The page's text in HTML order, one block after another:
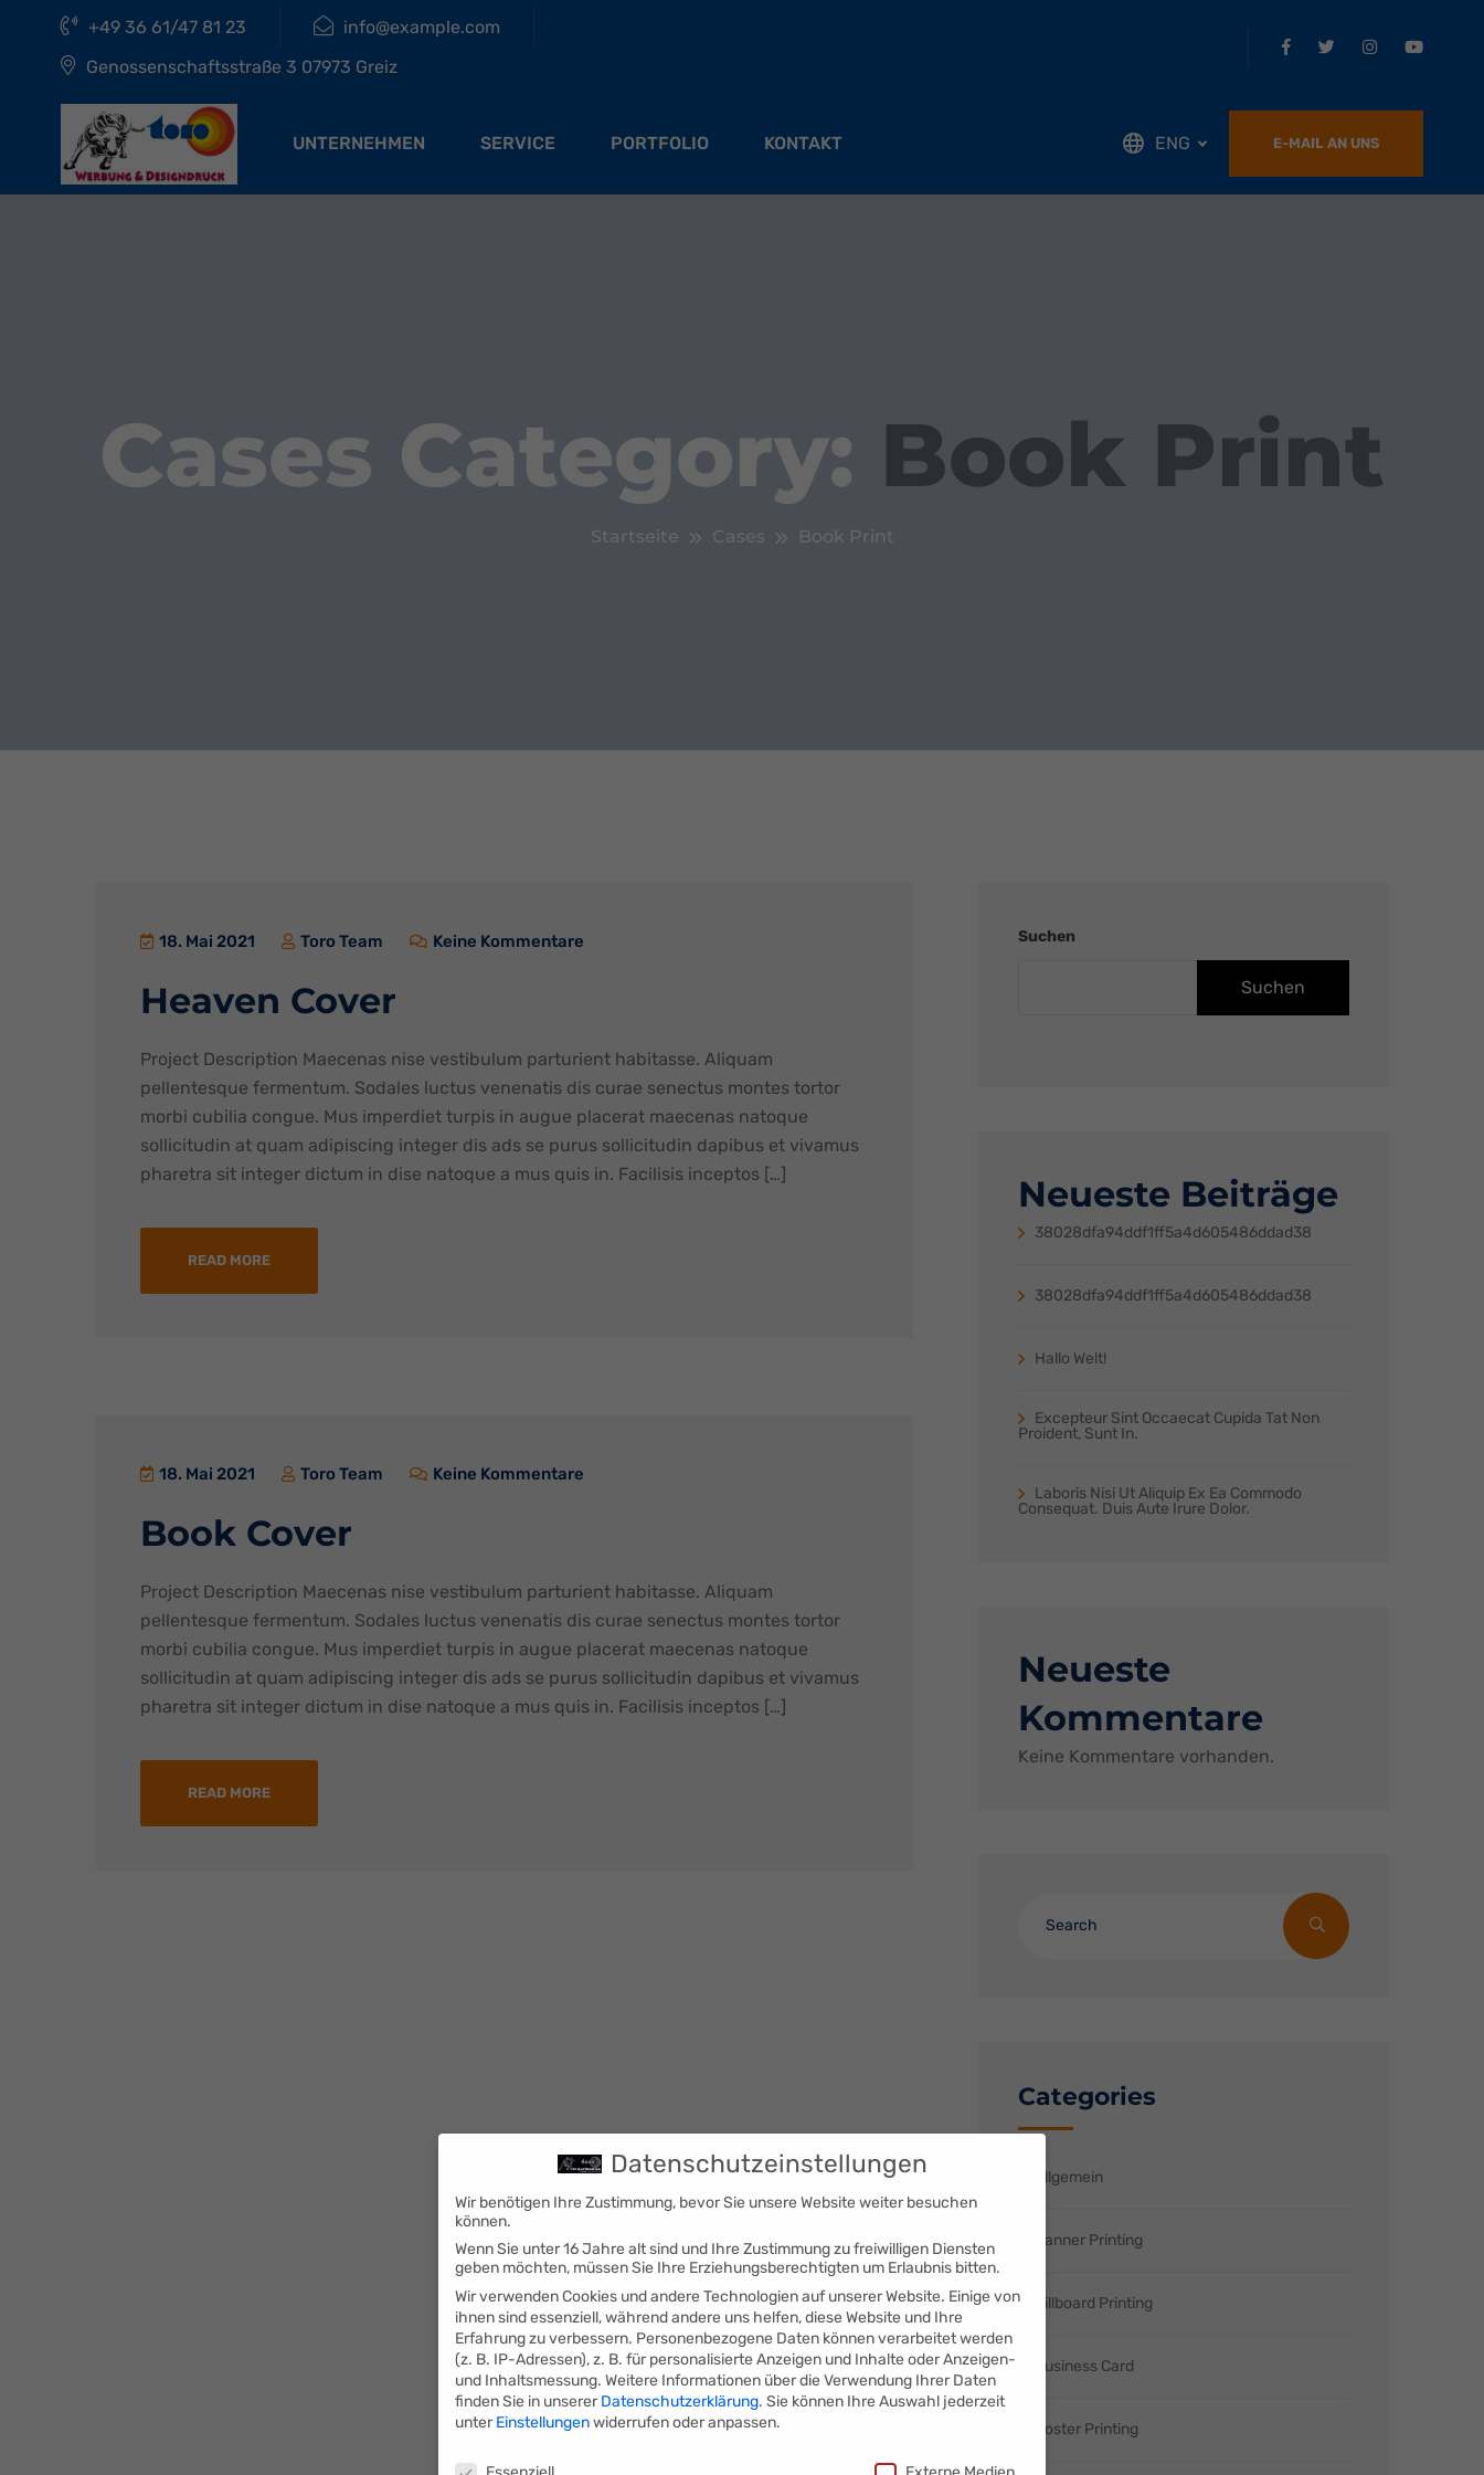
+49 36 61/47 81 23
info@example.com
Genossenschaftsstraße 3 07973 Greiz
UNTERNEHMEN SERVICE PORTFOLIO KONTAKT ENG E-MAIL AN UNS
Cases Category: Book Print
Startseite Cases Book Print
18. Mai 2021 Toro Team Keine Kommentare
Heaven Cover
Project Description Maecenas nise vestibulum parturient habitasse. Aliquam
pellentesque fermentum. Sodales luctus venenatis dis curae senectus montes tortor
morbi cubilia congue. Mus imperdiet turpis in augue placerat maecenas natoque
sollicitudin at quam adipiscing integer dis ads se purus sollicitudin dapibus et vivamus
pharetra sit integer dictum in dise natoque a mus quis in. Facilisis inceptos […]
READ MORE
18. Mai 2021 Toro Team Keine Kommentare
Book Cover
Project Description Maecenas nise vestibulum parturient habitasse. Aliquam
pellentesque fermentum. Sodales luctus venenatis dis curae senectus montes tortor
morbi cubilia congue. Mus imperdiet turpis in augue placerat maecenas natoque
sollicitudin at quam adipiscing integer dis ads se purus sollicitudin dapibus et vivamus
pharetra sit integer dictum in dise natoque a mus quis in. Facilisis inceptos […]
READ MORE
Suchen
Suchen
Neueste Beiträge
38028dfa94ddf1ff5a4d605486ddad38
38028dfa94ddf1ff5a4d605486ddad38
Hallo Welt!
Excepteur Sint Occaecat Cupida Tat Non
Proident, Sunt In.
Laboris Nisi Ut Aliquip Ex Ea Commodo
Consequat. Duis Aute Irure Dolor.
Neueste
Kommentare
Keine Kommentare vorhanden.
Categories
Allgemein
Banner Printing
Billboard Printing
Business Card
Poster Printing
Datenschutzeinstellungen
Wir benötigen Ihre Zustimmung, bevor Sie unsere Website weiter besuchen
können.
Wenn Sie unter 16 Jahre alt sind und Ihre Zustimmung zu freiwilligen Diensten
geben möchten, müssen Sie Ihre Erziehungsberechtigten um Erlaubnis bitten.
Wir verwenden Cookies und andere Technologien auf unserer Website. Einige von
ihnen sind essenziell, während andere uns helfen, diese Website und Ihre
Erfahrung zu verbessern. Personenbezogene Daten können verarbeitet werden
(z. B. IP-Adressen), z. B. für personalisierte Anzeigen und Inhalte oder Anzeigen-
und Inhaltsmessung. Weitere Informationen über die Verwendung Ihrer Daten
finden Sie in unserer Datenschutzerklärung. Sie können Ihre Auswahl jederzeit
unter Einstellungenwiderrufen oder anpassen.